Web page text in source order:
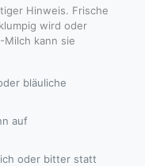
Hinweis. Frische
wird oder
kann sie
bläuliche
auf
oder bitter statt